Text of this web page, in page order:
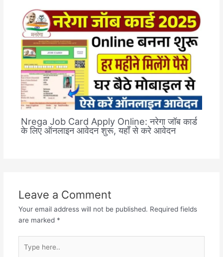
Nrega Job Card Apply Online: नरेगा जॉब कार्ड
के लिए ऑनलाइन आवेदन शुरू, यहाँ से करे आवेदन
Leave a Comment
Your email address will not be published. Required fields
are marked *
here..